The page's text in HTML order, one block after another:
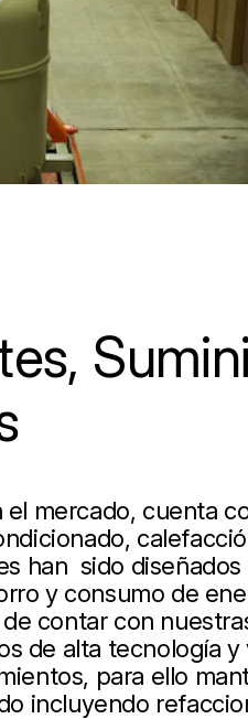
el mercado, cuenta
han sido
y consumo de
contar con
de alta tecnología y
para ello
incluyendo